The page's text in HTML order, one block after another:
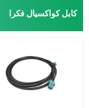
کابل کواکسیال فکرا